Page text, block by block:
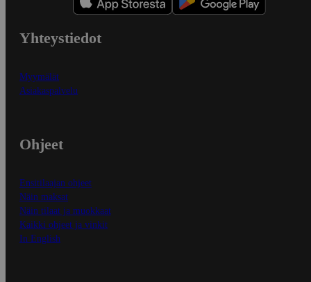
Yhteystiedot
Myymälät
Asiakaspalvelu
Ohjeet
Ensitilaajan ohjeet
Näin maksat
Näin tilaat ja muokkaat
Kaikki ohjeet ja vinkit
In English